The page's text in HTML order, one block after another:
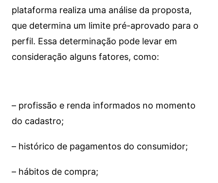
plataforma realiza uma análise da proposta,
que determina um limite pré-aprovado para o
perfil. Essa determinação pode levar em
consideração alguns fatores, como:
– profissão e renda informados no momento
do cadastro;
– histórico de pagamentos do consumidor;
– hábitos de compra;